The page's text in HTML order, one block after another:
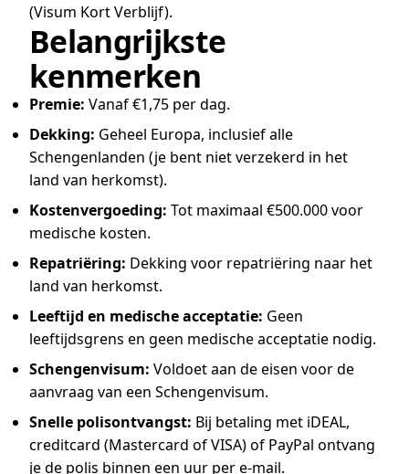
(Visum Kort Verblijf).
Belangrijkste
kenmerken
Premie: Vanaf €1,75 per dag.
Dekking: Geheel Europa, inclusief alle
Schengenlanden (je bent niet verzekerd in het
land van herkomst).
Kostenvergoeding: Tot maximaal €500.000 voor
medische kosten.
Repatriëring: Dekking voor repatriëring naar het
land van herkomst.
Leeftijd en medische acceptatie: Geen
leeftijdsgrens en geen medische acceptatie nodig.
Schengenvisum: Voldoet aan de eisen voor de
aanvraag van een Schengenvisum.
Snelle polisontvangst: Bij betaling met iDEAL,
creditcard (Mastercard of VISA) of PayPal ontvang
je de polis binnen een uur per e-mail.